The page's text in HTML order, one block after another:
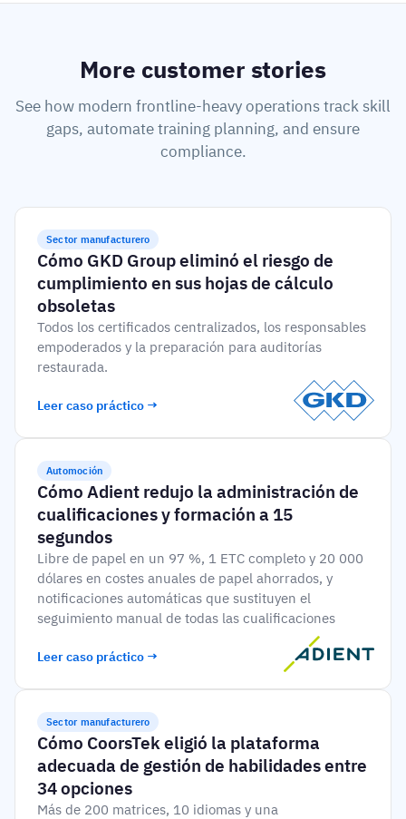
More customer stories
See how modern frontline-heavy operations track skill
gaps, automate training planning, and ensure
compliance.
Sector manufacturero
Cómo GKD Group eliminó el riesgo de
cumplimiento en sus hojas de cálculo
obsoletas
Todos los certificados centralizados, los responsables
empoderados y la preparación para auditorías
restaurada.
Leer caso práctico →
Automoción
Cómo Adient redujo la administración de
cualificaciones y formación a 15
segundos
Libre de papel en un 97 %, 1 ETC completo y 20 000
dólares en costes anuales de papel ahorrados, y
notificaciones automáticas que sustituyen el
seguimiento manual de todas las cualificaciones
Leer caso práctico →
Sector manufacturero
Cómo CoorsTek eligió la plataforma
adecuada de gestión de habilidades entre
34 opciones
Más de 200 matrices, 10 idiomas y una